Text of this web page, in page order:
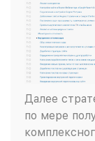
Далее
по мере